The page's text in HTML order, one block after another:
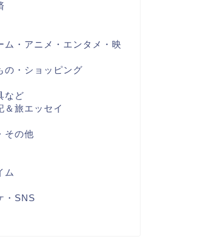
ム・アニメ・エンタメ・映
の・ショッピング
など
＆旅エッセイ
その他
ム
・SNS